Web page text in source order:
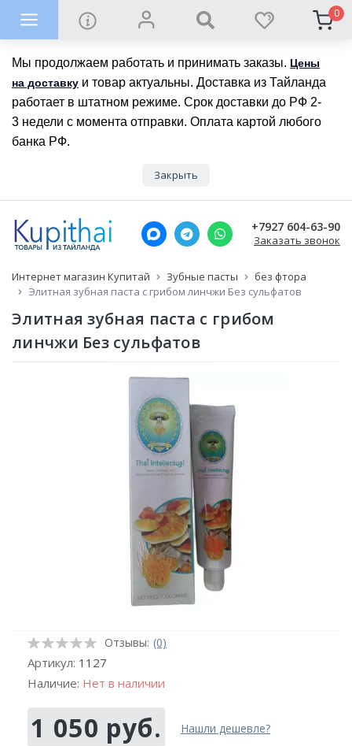
Мы продолжаем работать и принимать заказы. Цены
на доставку и товар актуальны. Доставка из Тайланда
работает в штатном режиме. Срок доставки до РФ 2-
3 недели с момента отправки. Оплата картой любого
банка РФ.
Закрыть
0
+7927 604-63-90
Заказать звонок
Интернет магазин Купитай Зубные пасты
без фтора
Элитная зубная паста с грибом линчжи Без сульфатов
Элитная зубная паста с грибом
линчжи Без сульфатов
Отзывы: (0)
Артикул: 1127
Наличие: Нет в наличии
1 050 руб. Нашли дешевле?